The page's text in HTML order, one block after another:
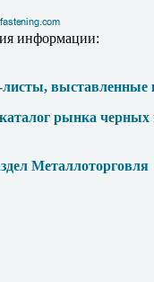
информации:
выставленные
рынка
Металлоторговля